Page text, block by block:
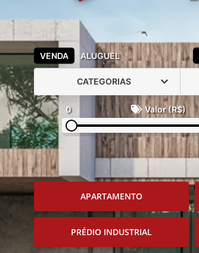
VENDA ALUGUEL
CATEGORIAS
0 Valor (R$)
APARTAMENTO
PRÉDIO INDUSTRIAL